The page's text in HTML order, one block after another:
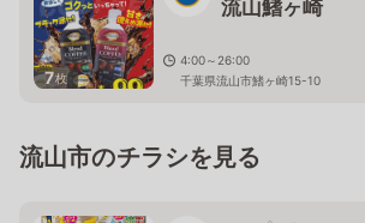
7枚
流山鰭ヶ崎
4:00～26:00
千葉県流山市鰭ヶ崎15-10
流山市のチラシを見る